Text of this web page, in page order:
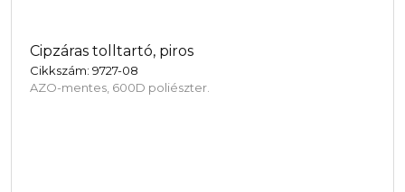
Cipzáras tolltartó, piros
Cikkszám: 9727-08
AZO-mentes, 600D poliészter.